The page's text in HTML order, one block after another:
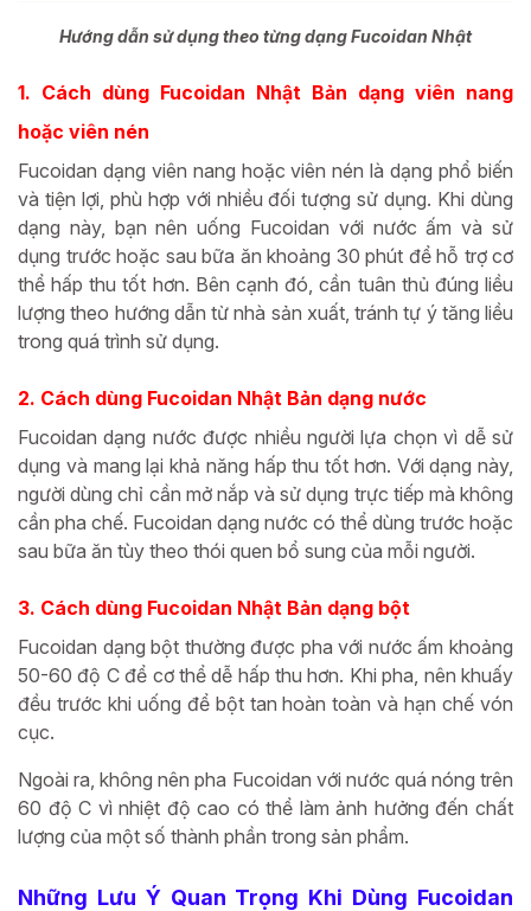
Hướng dẫn sử dụng theo từng dạng Fucoidan Nhật
1. Cách dùng Fucoidan Nhật Bản dạng viên nang
hoặc viên nén
Fucoidan dạng viên nang hoặc viên nén là dạng phổ biến
và tiện lợi, phù hợp với nhiều đối tượng sử dụng. Khi dùng
dạng này, bạn nên uống Fucoidan với nước ấm và sử
dụng trước hoặc sau bữa ăn khoảng 30 phút để hỗ trợ cơ
thể hấp thu tốt hơn. Bên cạnh đó, cần tuân thủ đúng liều
lượng theo hướng dẫn từ nhà sản xuất, tránh tự ý tăng liều
trong quá trình sử dụng.
2. Cách dùng Fucoidan Nhật Bản dạng nước
Fucoidan dạng nước được nhiều người lựa chọn vì dễ sử
dụng và mang lại khả năng hấp thu tốt hơn. Với dạng này,
người dùng chỉ cần mở nắp và sử dụng trực tiếp mà không
cần pha chế. Fucoidan dạng nước có thể dùng trước hoặc
sau bữa ăn tùy theo thói quen bổ sung của mỗi người.
3. Cách dùng Fucoidan Nhật Bản dạng bột
Fucoidan dạng bột thường được pha với nước ấm khoảng
50-60 độ C để cơ thể dễ hấp thu hơn. Khi pha, nên khuấy
đều trước khi uống để bột tan hoàn toàn và hạn chế vón
cục.
Ngoài ra, không nên pha Fucoidan với nước quá nóng trên
60 độ C vì nhiệt độ cao có thể làm ảnh hưởng đến chất
lượng của một số thành phần trong sản phẩm.
Những Lưu Ý Quan Trọng Khi Dùng Fucoidan